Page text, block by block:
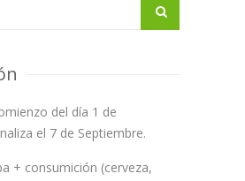
del día 1 de
el 7 de Septiembre.
+ consumición (cerveza,